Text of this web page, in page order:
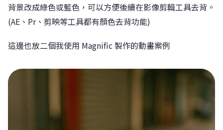
背景改成綠色或藍色，可以方便後續在影像剪輯工具去背。
(AE、Pr、剪映等工具都有顏色去背功能)
這邊也放二個我使用 Magnific 製作的動畫案例